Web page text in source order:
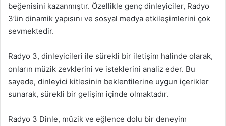
beğenisini kazanmıştır. Özellikle genç dinleyiciler, Radyo
3’ün dinamik yapısını ve sosyal medya etkileşimlerini çok
sevmektedir.
Radyo 3, dinleyicileri ile sürekli bir iletişim halinde olarak,
onların müzik zevklerini ve isteklerini analiz eder. Bu
sayede, dinleyici kitlesinin beklentilerine uygun içerikler
sunarak, sürekli bir gelişim içinde olmaktadır.
Radyo 3 Dinle, müzik ve eğlence dolu bir deneyim